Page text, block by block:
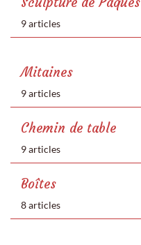
9 articles
Mitaines
9 articles
Chemin de table
9 articles
Boîtes
8 articles